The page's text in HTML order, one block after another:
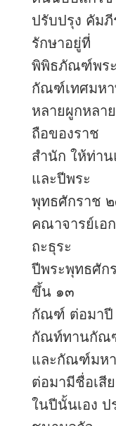
ปรับปรุง คัมภี
รักษาอยู่ที่
พิพิธภัณฑ์พร
กัณฑ์เทศมห
หลายผูกหลา
ถือของราช
สำนัก ให้ท่า
และปีพระ
พุทธศักราช
คณาจารย์เอ
ถะธุระ
ปีพระพุทธศัก
ขึ้น ๑๓
กัณฑ์ ต่อมาปี
กัณท์ทานกัณ
และกัณฑ์มห
ต่อมามีชื่อเสี
ในปีนั้นเอง